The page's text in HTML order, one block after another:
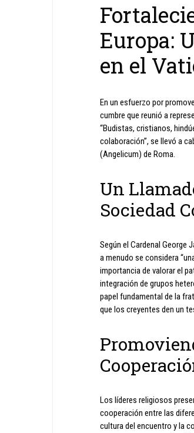
Europa:
en el
En un esfuerzo por
cumbre que reunió a
“Budistas, cristianos,
colaboración”, se llevó a
(Angelicum) de Roma.
Un
Sociedad
Según el Cardenal George
a menudo se considera
importancia de valorar el
integración de grupos
papel fundamental de la
que los creyentes den un
Los líderes religiosos
cooperación entre las
cultura del encuentro y la